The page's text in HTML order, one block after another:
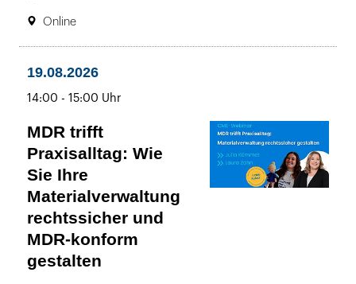
19.08.2026
14:00
-
Ort:
Online
19.08.2026
14:00 bis
- 15:00 Uhr
MDR trifft
Praxisalltag: Wie
Sie Ihre
Materialverwaltung
rechtssicher und
MDR-konform
gestalten